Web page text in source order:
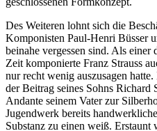
Des Weiteren lohnt sich die
Komponisten Paul-Henri Büsser
beinahe vergessen sind. Als einer
Zeit komponierte Franz Strauss
nur recht wenig auszusagen
der Beitrag seines Sohns Richard
Andante seinem Vater zur
Jugendwerk bereits
Substanz zu einen weiß. Erstaunt